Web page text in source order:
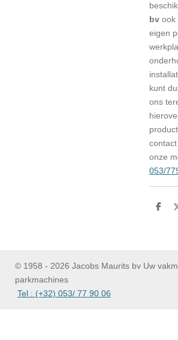
bv ook
eigen
kunt
ons
onze
053/
D
© 1958 - 2026 Jacobs Maurits bv Uw
Tel : (+32) 053/ 77 90 06